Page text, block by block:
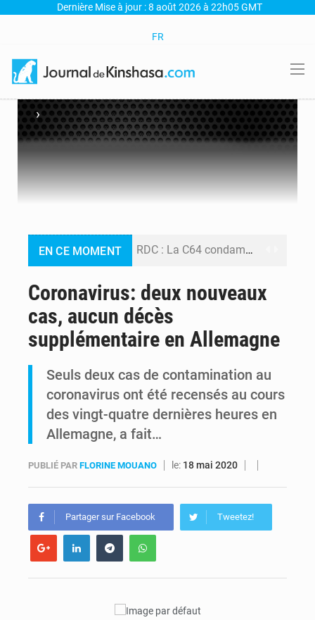
Dernière Mise à jour : 8 août 2026 à 22h05 GMT
FR
›
EN CE MOMENT RDC : La C64 condamne les attaques contre l’opposition et maintient la date butoir du 15 août pour la suite des manifestations
RDC : Kinshasa annonce des analyses croisées après des allégations sur des traces d’uranium dans le cobalt exporté
Comment des milliers d’Africains protègent et font fructifier leur argent avec l’USDT
Coronavirus: deux nouveaux
cas, aucun décès
supplémentaire en Allemagne
Seuls deux cas de contamination au
coronavirus ont été recensés au cours
des vingt-quatre dernières heures en
Allemagne, a fait…
PUBLIÉ PAR FLORINE MOUANO le: 18 mai 2020
Partager sur Facebook Tweetez!